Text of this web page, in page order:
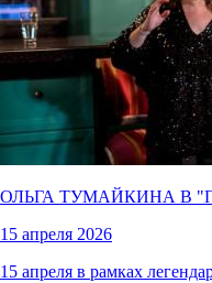
ОЛЬГА ТУМАЙКИНА В "
15 апреля 2026
15 апреля в рамках